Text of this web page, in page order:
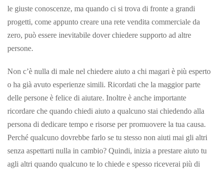
le giuste conoscenze, ma quando ci si trova di fronte a grandi
progetti, come appunto creare una rete vendita commerciale da
zero, può essere inevitabile dover chiedere supporto ad altre
persone.
Non c’è nulla di male nel chiedere aiuto a chi magari è più esperto
o ha già avuto esperienze simili. Ricordati che la maggior parte
delle persone è felice di aiutare. Inoltre è anche importante
ricordare che quando chiedi aiuto a qualcuno stai chiedendo alla
persona di dedicare tempo e risorse per promuovere la tua causa.
Perché qualcuno dovrebbe farlo se tu stesso non aiuti mai gli altri
senza aspettarti nulla in cambio? Quindi, inizia a prestare aiuto tu
agli altri quando qualcuno te lo chiede e spesso riceverai più di